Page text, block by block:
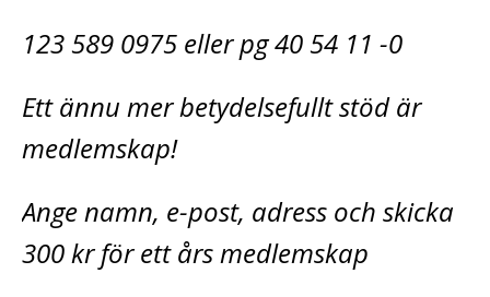
123 589 0975 eller pg 40 54 11 -0
Ett ännu mer betydelsefullt stöd är
medlemskap!
Ange namn, e-post, adress och skicka
300 kr för ett års medlemskap